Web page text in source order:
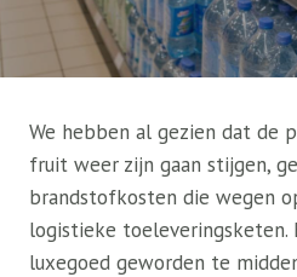
We hebben al gezien dat de
fruit weer zijn gaan stijgen,
brandstofkosten die wegen
logistieke toeleveringsketen.
luxegoed geworden te